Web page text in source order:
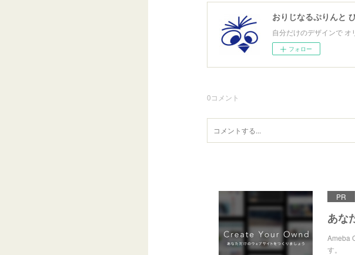
おりじなるぷりんと
自分だけのデザインで オ
フォロー
0コメント
PR
あな
Ameba
す。